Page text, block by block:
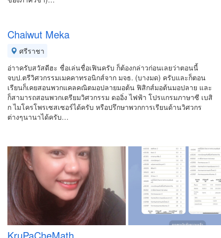
Chaiwut Meka
ศรีราชา
อ่าาครับสวัสดีฮะ ชื่อเล่นชื่อเฟินครับ ก็ต้องกล่าวก่อนเลยว่าตอนนี้
จบป.ตรีวิศวกรรมเมคคาทรอนิกส์จาก มจธ. (บางมด) ครับและก็ตอน
เรียนก็เคยสอนพวกแคลคณิตมอปลายมอต้น ฟิสิกส์มอต้นมอปลาย และ
ก็สามารถสอนพวกเตรียมวิศวกรรม ดออิ่ง ไฟฟ้า โปรแกรมภาษาซี เบสิ
ก ไมโครโพรเซสเซอร์ได้ครับ หรือปรึกษาพวกการเรียนด้านวิศวกร
ต่างๆนานาได้ครับ…